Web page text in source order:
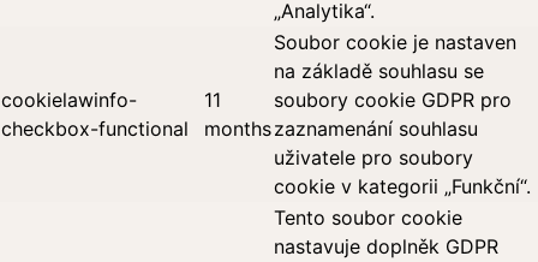
„Analytika“.
cookielawinfo-
checkbox-functional
11
months
Soubor cookie je nastaven
na základě souhlasu se
soubory cookie GDPR pro
zaznamenání souhlasu
uživatele pro soubory
cookie v kategorii „Funkční“.
Tento soubor cookie
nastavuje doplněk GDPR